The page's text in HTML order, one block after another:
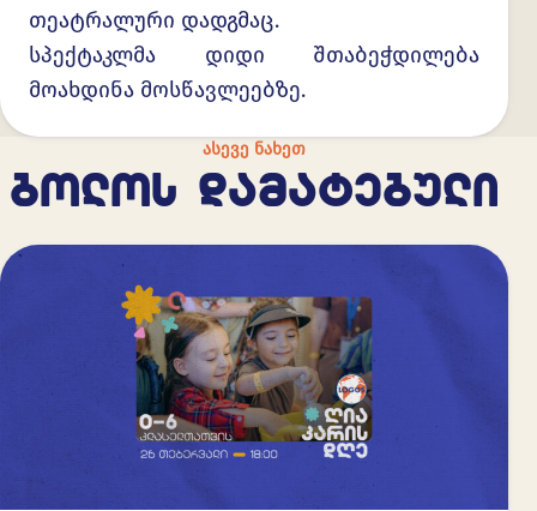
თეატრალური დადგმაც.
სპექტაკლმა დიდი შთაბეჭდილება
მოახდინა მოსწავლეებზე.
ᲐᲡᲔᲕᲔ ᲜᲐᲮᲔᲗ
ᲑᲝᲚᲝᲡ ᲓᲐᲛᲐᲢᲔᲑᲣᲚᲘ